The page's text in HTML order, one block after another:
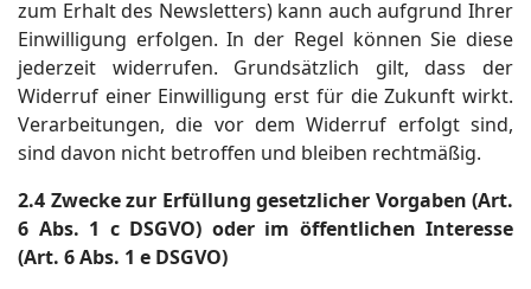
zum Erhalt des Newsletters) kann auch aufgrund Ihrer
Einwilligung erfolgen. In der Regel können Sie diese
jederzeit widerrufen. Grundsätzlich gilt, dass der
Widerruf einer Einwilligung erst für die Zukunft wirkt.
Verarbeitungen, die vor dem Widerruf erfolgt sind,
sind davon nicht betroffen und bleiben rechtmäßig.
2.4 Zwecke zur Erfüllung gesetzlicher Vorgaben (Art.
6 Abs. 1 c DSGVO) oder im öffentlichen Interesse
(Art. 6 Abs. 1 e DSGVO)